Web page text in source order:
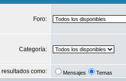
Foro:
Categoría:
resultados como: Mensajes Temas